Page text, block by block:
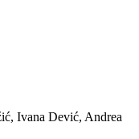
Ivana Dević, Andrea